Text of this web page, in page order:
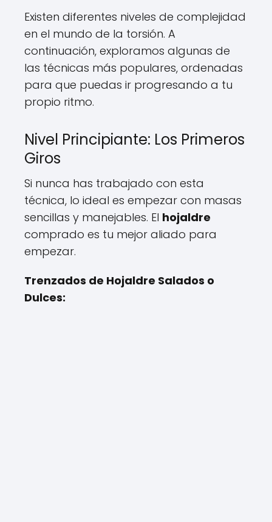
Existen diferentes niveles de complejidad
en el mundo de la torsión. A
continuación, exploramos algunas de
las técnicas más populares, ordenadas
para que puedas ir progresando a tu
propio ritmo.
Nivel Principiante: Los Primeros
Giros
Si nunca has trabajado con esta
técnica, lo ideal es empezar con masas
sencillas y manejables. El hojaldre
comprado es tu mejor aliado para
empezar.
Trenzados de Hojaldre Salados o
Dulces: